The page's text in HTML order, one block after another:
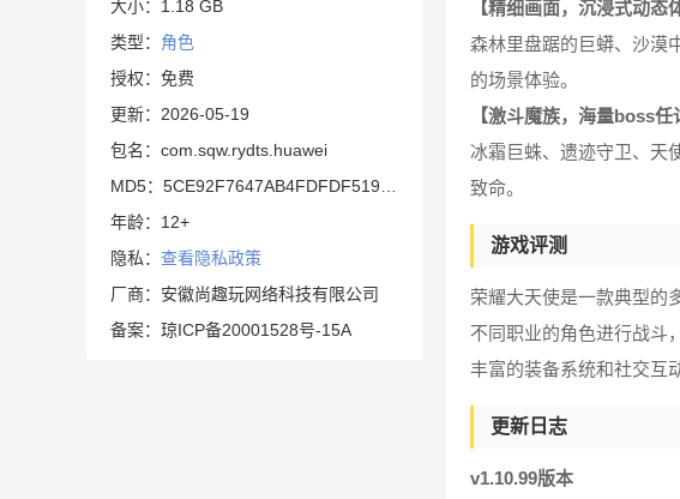
大小：1.18 GB
类型： 角色
授权：免费
更新：2026-05-19
包名：com.sqw.rydts.huawei
年龄：12+
隐私： 查看隐私政策
厂商：安徽尚趣玩网络科技有限公司
备案：琼ICP备20001528号-15A
【精细画面，沉浸式动态
森林里盘踞的巨蟒、沙漠
的场景体验。
【激斗魔族，海量boss任
冰霜巨蛛、遗迹守卫、
致命。
游戏评测
荣耀大天使是一款典型的
不同职业的角色进行战斗
丰富的装备系统和社交互
更新日志
v1.10.99版本